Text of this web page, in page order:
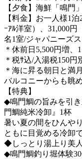
【夕食】海鮮「鳴門
【料金】お一人様1
ｰｱﾙ洋室）、31,000円
名1室/ジャパニーズ
＊休前日5,500円増、
＊税ｻ込/入湯税150円
＊海に昇る朝日と満
バルコニーからも眺
【特典】
◆鳴門鯛の旨みを引
門鯛純米冷卸』1杯
暑い夏の間をひんや
ともに目覚める冷卸で
◆しっとり湯上り美
◆鳴門鯛釣り堀体験